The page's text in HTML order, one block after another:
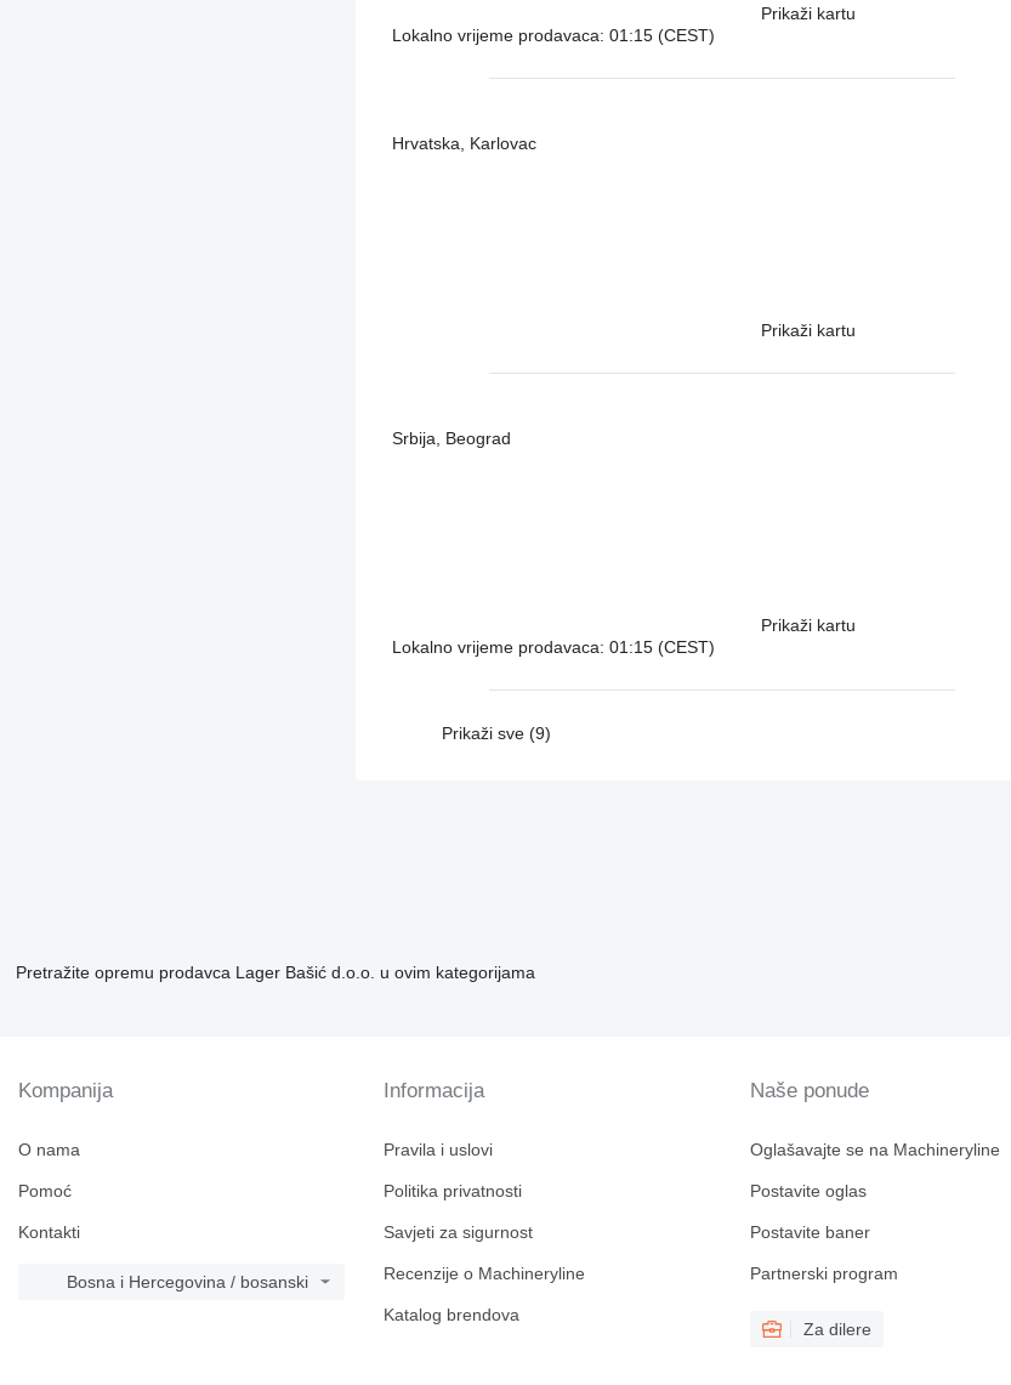
Prikaži kartu
Lokalno vrijeme prodavaca: 01:15 (CEST)
Hrvatska, Karlovac
Prikaži kartu
Srbija, Beograd
Prikaži kartu
Lokalno vrijeme prodavaca: 01:15 (CEST)
Prikaži sve (9)
Pretražite opremu prodavca Lager Bašić d.o.o. u ovim kategorijama
Kompanija
O nama
Pomoć
Kontakti
Bosna i Hercegovina / bosanski
Informacija
Pravila i uslovi
Politika privatnosti
Savjeti za sigurnost
Recenzije o Machineryline
Katalog brendova
Naše ponude
Oglašavajte se na Machineryline
Postavite oglas
Postavite baner
Partnerski program
Za dilere